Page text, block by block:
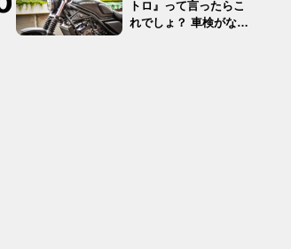
トロ』って言ったらこ
れでしょ？ 車検がな